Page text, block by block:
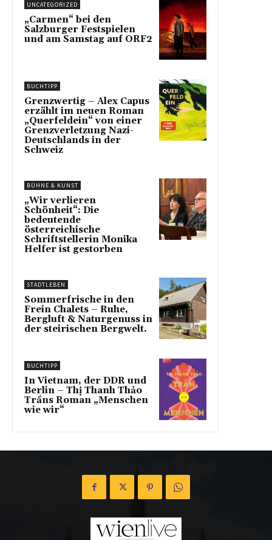
UNCATEGORIZED
„Carmen“ bei den
Salzburger Festspielen
und am Samstag auf ORF2
BUCHTIPP
Grenzwertig – Alex Capus
erzählt im neuen Roman
„Querfeldein“ von einer
Grenzverletzung Nazi-
Deutschlands in der
Schweiz
BÜHNE & KUNST
„Wir verlieren
Schönheit“: Die
bedeutende
österreichische
Schriftstellerin Monika
Helfer ist gestorben
STADTLEBEN
Sommerfrische in den
Frein Chalets – Ruhe,
Bergluft & Naturgenuss in
der steirischen Bergwelt.
BUCHTIPP
In Vietnam, der DDR und
Berlin – Thị Thanh Thảo
Trầns Roman „Menschen
wie wir“